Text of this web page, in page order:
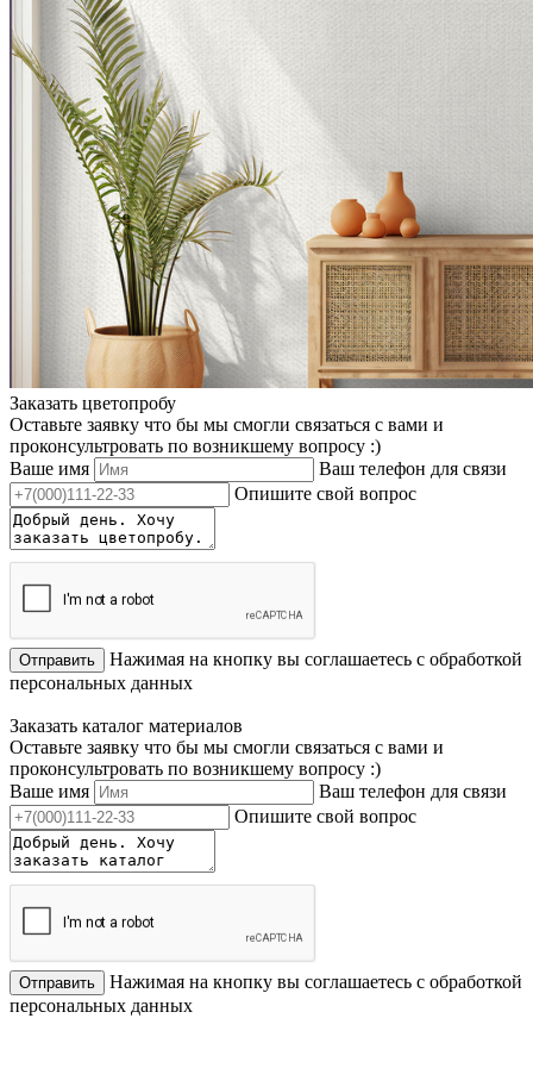
Заказать цветопробу
Оставьте заявку что бы мы смогли связаться с вами и
проконсультровать по возникшему вопросу :)
Ваше имя
Ваш телефон для связи
Опишите свой вопрос
Отправить
Нажимая на кнопку вы соглашаетесь с обработкой
персональных данных
Заказать каталог материалов
Оставьте заявку что бы мы смогли связаться с вами и
проконсультровать по возникшему вопросу :)
Ваше имя
Ваш телефон для связи
Опишите свой вопрос
Отправить
Нажимая на кнопку вы соглашаетесь с обработкой
персональных данных